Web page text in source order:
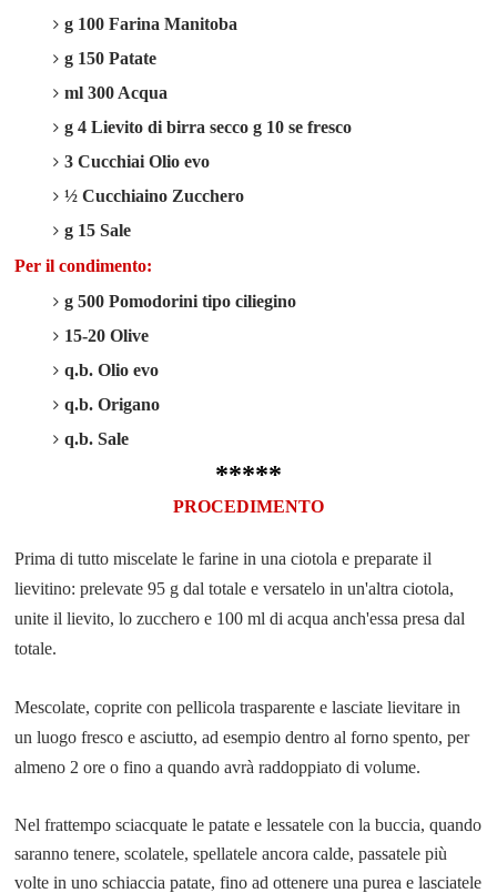
g 100 Farina Manitoba
g 150 Patate
ml 300 Acqua
g 4 Lievito di birra secco g 10 se fresco
3 Cucchiai Olio evo
½ Cucchiaino Zucchero
g 15 Sale
Per il condimento:
g 500 Pomodorini tipo ciliegino
15-20 Olive
q.b. Olio evo
q.b. Origano
q.b. Sale
*****
PROCEDIMENTO
Prima di tutto miscelate le farine in una ciotola e preparate il
lievitino:prelevate 95 gdal totale e versatelo in un'altra ciotola,
unite il lievito, lo zucchero e 100 ml di acqua anch'essa presa dal
totale.
Mescolate, coprite con pellicola trasparente e lasciate lievitare in
un luogo fresco e asciutto, ad esempio dentro al forno spento,per
almeno 2 ore o fino a quando avrà raddoppiato di volume.
Nel frattempo sciacquate le patate e lessatele con la buccia, quando
saranno tenere, scolatele, spellatele ancora calde, passatele più
volte in uno schiaccia patate, fino ad ottenere una purea e lasciatele